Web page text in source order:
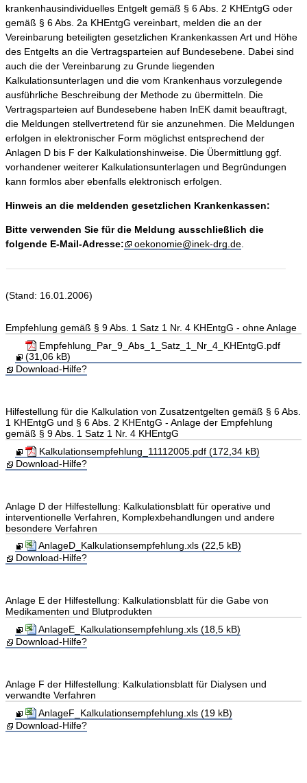
krankenhausindividuelles Entgelt gemäß § 6 Abs. 2 KHEntgG oder
gemäß § 6 Abs. 2a KHEntgG vereinbart, melden die an der
Vereinbarung beteiligten gesetzlichen Krankenkassen Art und Höhe
des Entgelts an die Vertragsparteien auf Bundesebene. Dabei sind
auch die der Vereinbarung zu Grunde liegenden
Kalkulationsunterlagen und die vom Krankenhaus vorzulegende
ausführliche Beschreibung der Methode zu übermitteln. Die
Vertragsparteien auf Bundesebene haben InEK damit beauftragt,
die Meldungen stellvertretend für sie anzunehmen. Die Meldungen
erfolgen in elektronischer Form möglichst entsprechend der
Anlagen D bis F der Kalkulationshinweise. Die Übermittlung ggf.
vorhandener weiterer Kalkulationsunterlagen und Begründungen
kann formlos aber ebenfalls elektronisch erfolgen.
Hinweis an die meldenden gesetzlichen Krankenkassen:
Bitte verwenden Sie für die Meldung ausschließlich die
folgende E-Mail-Adresse:
oekonomie@inek-drg.de
(Stand: 16.01.2006)
Empfehlung gemäß § 9 Abs. 1 Satz 1 Nr. 4 KHEntgG - ohne Anlage
Empfehlung_Par_9_Abs_1_Satz_1_Nr_4_KHEntgG.pdf
(31,06 kB)
Download-Hilfe?
Hilfestellung für die Kalkulation von Zusatzentgelten gemäß § 6 Abs.
1 KHEntgG und § 6 Abs. 2 KHEntgG - Anlage der Empfehlung
gemäß § 9 Abs. 1 Satz 1 Nr. 4 KHEntgG
Kalkulationsempfehlung_11112005.pdf (172,34 kB)
Download-Hilfe?
Anlage D der Hilfestellung: Kalkulationsblatt für operative und
interventionelle Verfahren, Komplexbehandlungen und andere
besondere Verfahren
AnlageD_Kalkulationsempfehlung.xls (22,5 kB)
Download-Hilfe?
Anlage E der Hilfestellung: Kalkulationsblatt für die Gabe von
Medikamenten und Blutprodukten
AnlageE_Kalkulationsempfehlung.xls (18,5 kB)
Download-Hilfe?
Anlage F der Hilfestellung: Kalkulationsblatt für Dialysen und
verwandte Verfahren
AnlageF_Kalkulationsempfehlung.xls (19 kB)
Download-Hilfe?